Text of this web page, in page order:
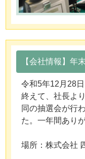
【会社情報】年
令和5年12月28
終えて、社長よ
同の抽選会が行
た。一年間あり
場所：株式会社